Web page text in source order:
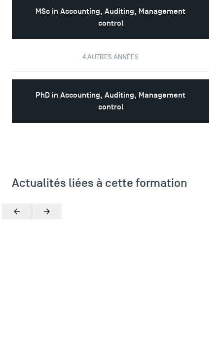
Logos et identité graphique
MSc in Accounting, Auditing, Management
control
4 AUTRES ANNÉES
PhD in Accounting, Auditing, Management
control
Actualités liées à cette formation
PrécédentSuivant